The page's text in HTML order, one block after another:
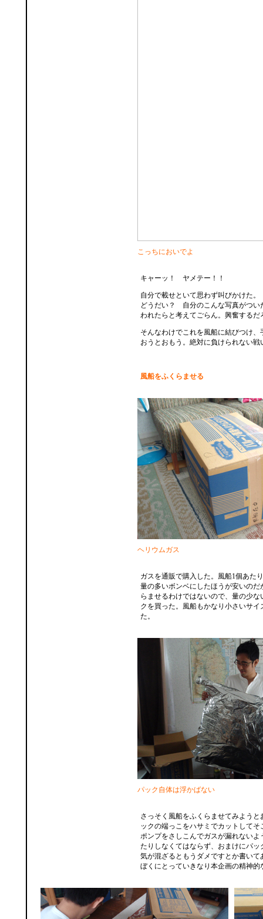
こっちにおいでよ
キャーッ！ ヤメテー！！
自分で載せといて思わず叫びかけた。
どうだい？ 自分のこんな写真がつい
われたらと考えてごらん。興奮するだ
そんなわけでこれを風船に結びつけ、
おうとおもう。絶対に負けられない戦
風船をふくらませる
ヘリウムガス
ガスを通販で購入した。風船1個あた
量の多いボンベにしたほうが安いのだ
らませるわけではないので、量の少な
クを買った。風船もかなり小さいサイ
た。
パック自体は浮かばない
さっそく風船をふくらませてみようと
ックの端っこをハサミでカットしてそ
ポンプをさしこんでガスが漏れないよ
たりしなくてはならず、おまけにパッ
気が混ざるともうダメですとか書いて
ぼくにとっていきなり本企画の精神的